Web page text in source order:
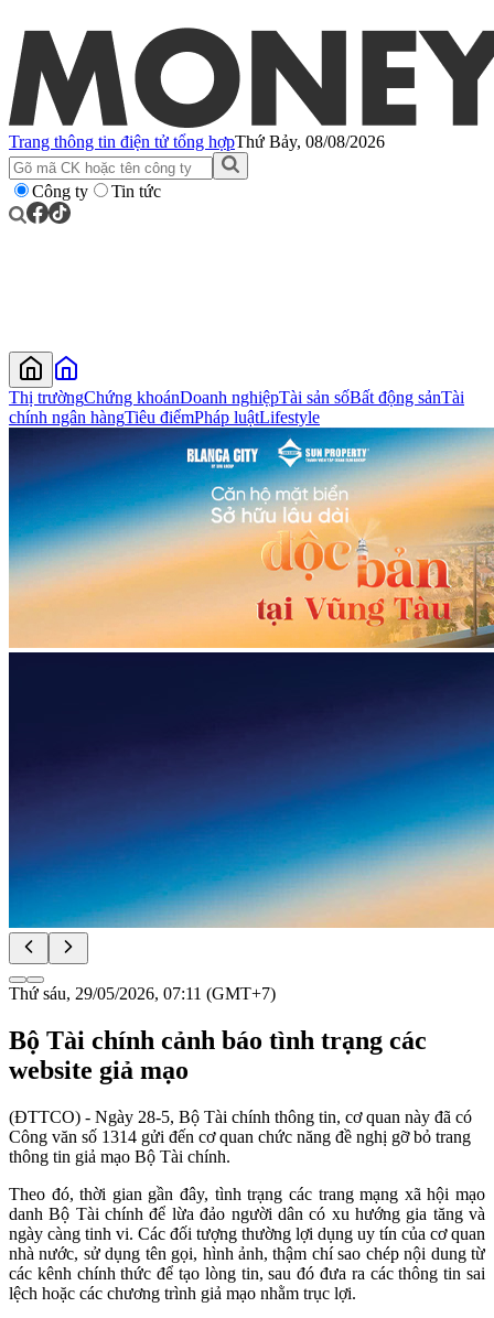
Trang thông tin điện tử tổng hợpThứ Bảy, 08/08/2026
Công ty Tin tức
Thị trườngChứng khoánDoanh nghiệpTài sản sốBất động sảnTài
chính ngân hàngTiêu điểmPháp luậtLifestyle
Thứ sáu, 29/05/2026, 07:11 (GMT+7)
Bộ Tài chính cảnh báo tình trạng các
website giả mạo
(ĐTTCO) - Ngày 28-5, Bộ Tài chính thông tin, cơ quan này đã có
Công văn số 1314 gửi đến cơ quan chức năng đề nghị gỡ bỏ trang
thông tin giả mạo Bộ Tài chính.
Theo đó, thời gian gần đây, tình trạng các trang mạng xã hội mạo
danh Bộ Tài chính để lừa đảo người dân có xu hướng gia tăng và
ngày càng tinh vi. Các đối tượng thường lợi dụng uy tín của cơ quan
nhà nước, sử dụng tên gọi, hình ảnh, thậm chí sao chép nội dung từ
các kênh chính thức để tạo lòng tin, sau đó đưa ra các thông tin sai
lệch hoặc các chương trình giả mạo nhằm trục lợi.